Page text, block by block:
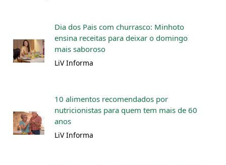
Dia dos Pais com churrasco: Minhoto
ensina receitas para deixar o domingo
mais saboroso
LiV Informa
10 alimentos recomendados por
nutricionistas para quem tem mais de 60
anos
LiV Informa